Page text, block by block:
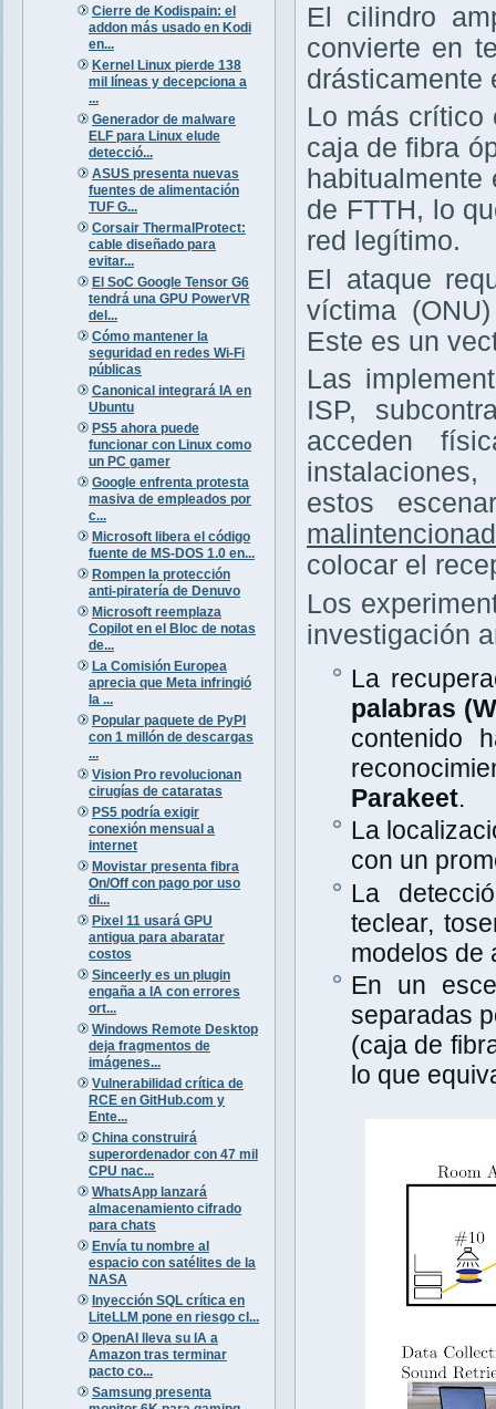
Cierre de Kodispain: el
addon más usado en Kodi
en...
Kernel Linux pierde 138
mil líneas y decepciona a
...
Generador de malware
ELF para Linux elude
detecció...
ASUS presenta nuevas
fuentes de alimentación
TUF G...
Corsair ThermalProtect:
cable diseñado para
evitar...
El SoC Google Tensor G6
tendrá una GPU PowerVR
del...
Cómo mantener la
seguridad en redes Wi-Fi
públicas
Canonical integrará IA en
Ubuntu
PS5 ahora puede
funcionar con Linux como
un PC gamer
Google enfrenta protesta
masiva de empleados por
c...
Microsoft libera el código
fuente de MS-DOS 1.0 en...
Rompen la protección
anti-piratería de Denuvo
Microsoft reemplaza
Copilot en el Bloc de notas
de...
La Comisión Europea
aprecia que Meta infringió
la ...
Popular paquete de PyPI
con 1 millón de descargas
...
Vision Pro revolucionan
cirugías de cataratas
PS5 podría exigir
conexión mensual a
internet
Movistar presenta fibra
On/Off con pago por uso
di...
Pixel 11 usará GPU
antigua para abaratar
costos
Sinceerly es un plugin
engaña a IA con errores
ort...
Windows Remote Desktop
deja fragmentos de
imágenes...
Vulnerabilidad crítica de
RCE en GitHub.com y
Ente...
China construirá
superordenador con 47 mil
CPU nac...
WhatsApp lanzará
almacenamiento cifrado
para chats
Envía tu nombre al
espacio con satélites de la
NASA
Inyección SQL crítica en
LiteLLM pone en riesgo cl...
OpenAI lleva su IA a
Amazon tras terminar
pacto co...
Samsung presenta
El cilindro
convierte en
drásticamente
Lo más crítico
caja de fibra
de FTTH, lo
red legítimo.
El ataque
víctima
Este es un
Las
ISP,
acceden
estos
colocar el
Los
investigación
La
palabras
contenido
Parakeet.
La
con un
La
teclear,
modelos de
En un
separadas
(caja de
lo que